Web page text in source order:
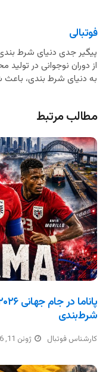
فوتبالی
پیگیر جدی دنیای شرط
از دوران نوجوانی در تولید
به دنیای شرط بندی،
مطالب مرتبط
شرط‌بندی
کارشناس فوتبال ژوئن 11, 2026